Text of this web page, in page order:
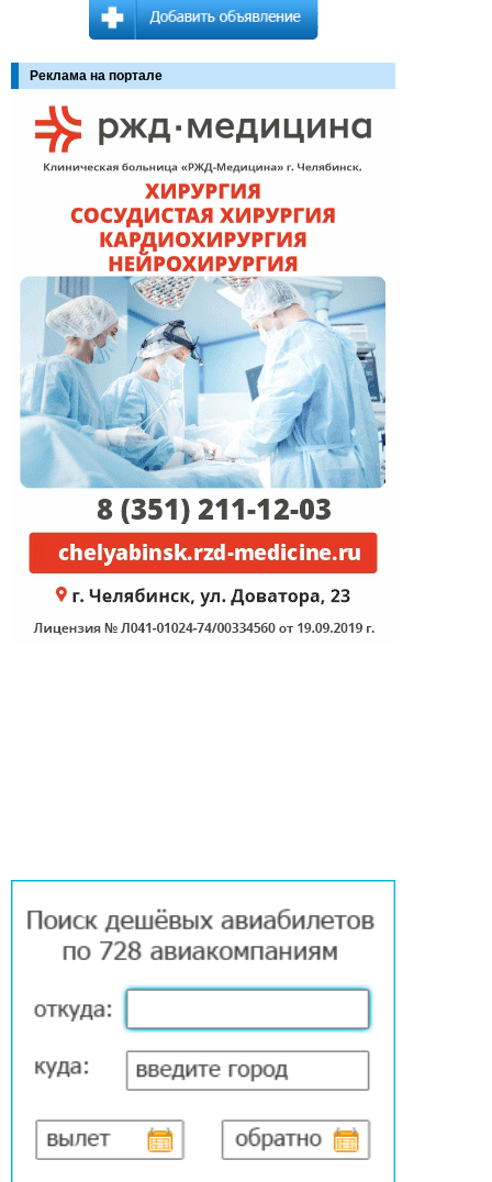
Реклама на портале